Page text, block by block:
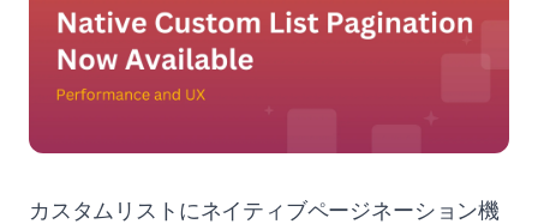
カスタムリストにネイティブページネーション機